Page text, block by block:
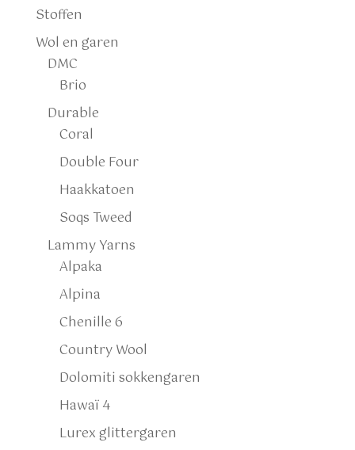
Stoffen
Wol en garen
DMC
Brio
Durable
Coral
Double Four
Haakkatoen
Soqs Tweed
Lammy Yarns
Alpaka
Alpina
Chenille 6
Country Wool
Dolomiti sokkengaren
Hawaï 4
Lurex glittergaren